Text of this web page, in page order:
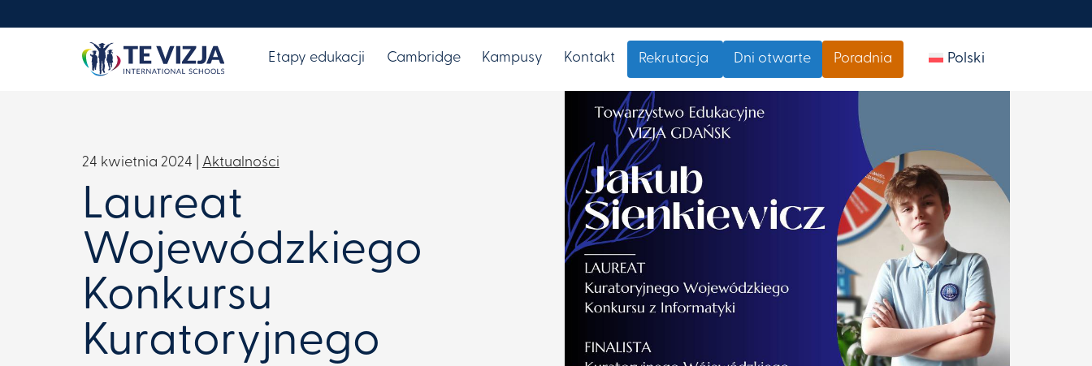
Etapy edukacji Cambridge Kampusy Kontakt Rekrutacja Dni otwarte Poradnia Polski
24 kwietnia 2024 | Aktualności
Laureat
Wojewódzkiego
Konkursu
Kuratoryjnego